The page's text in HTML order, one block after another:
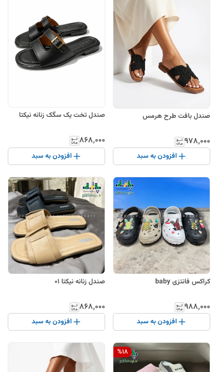
صندل بافت طرح هرمس
۹۷۸٬۰۰۰
افزودن به سبد
صندل تخت یک سگک زنانه نیکتا
۸۶۸٬۰۰۰
افزودن به سبد
کراکس فانتزی baby
۹۸۸٬۰۰۰
افزودن به سبد
صندل زنانه نیکتا 01
۸۶۸٬۰۰۰
افزودن به سبد
%18